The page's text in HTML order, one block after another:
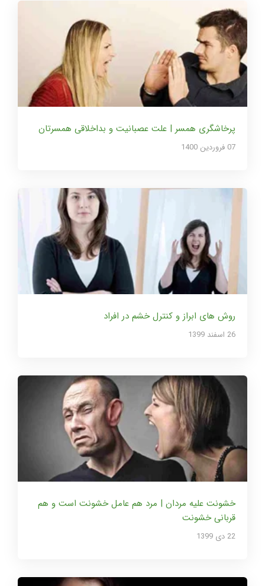
پرخاشگری همسر | علت عصبانیت و بداخلاقی همسرتان
07 فروردین 1400
روش های ابراز و کنترل خشم در افراد
26 اسفند 1399
خشونت علیه مردان | مرد هم عامل خشونت است و هم
قربانی خشونت
22 دی 1399